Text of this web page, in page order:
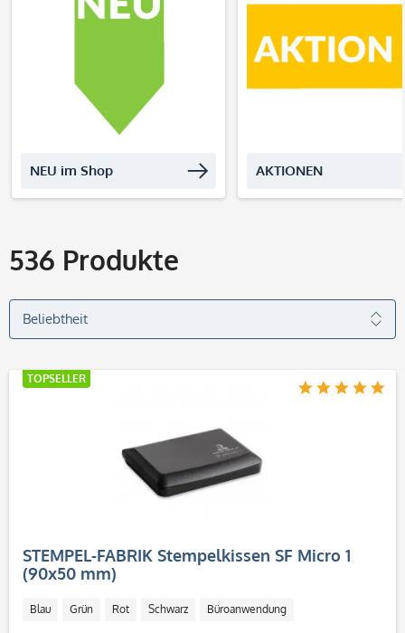
NEU im Shop
Produkte entdecken
AKTIONEN
Produkte
536 Produkte
TOPSELLER
STEMPEL-FABRIK Stempelkissen SF Micro 1
(90x50 mm)
Blau Grün Rot Schwarz Büroanwendung